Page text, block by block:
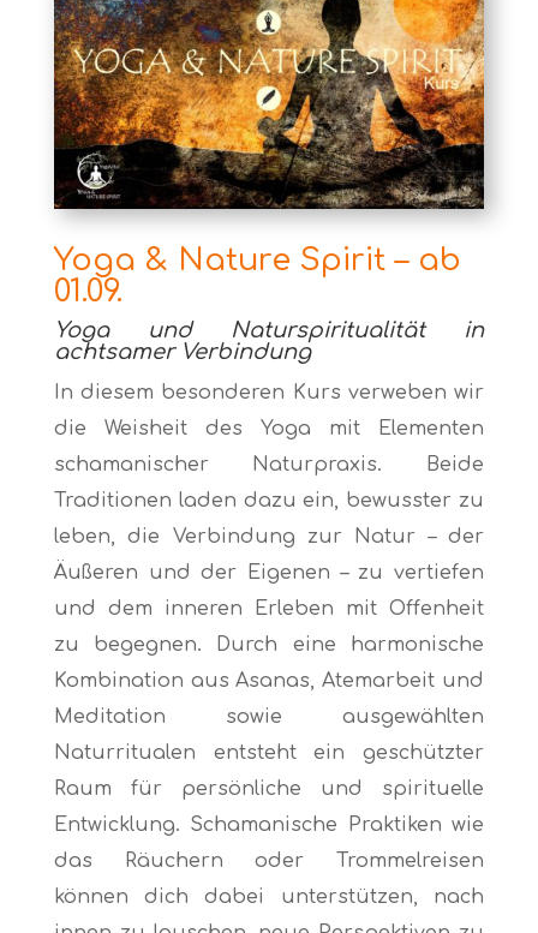
Yoga & Nature Spirit – ab
01.09.
Yoga und Naturspiritualität in
achtsamer Verbindung
In diesem besonderen Kurs verweben wir
die Weisheit des Yoga mit Elementen
schamanischer Naturpraxis. Beide
Traditionen laden dazu ein, bewusster zu
leben, die Verbindung zur Natur – der
Äußeren und der Eigenen – zu vertiefen
und dem inneren Erleben mit Offenheit
zu begegnen. Durch eine harmonische
Kombination aus Asanas, Atemarbeit und
Meditation sowie ausgewählten
Naturritualen entsteht ein geschützter
Raum für persönliche und spirituelle
Entwicklung. Schamanische Praktiken wie
das Räuchern oder Trommelreisen
können dich dabei unterstützen, nach